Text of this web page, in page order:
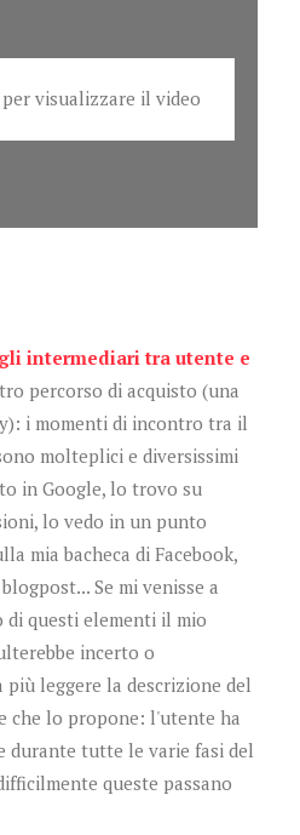
per visualizzare il video
intermediari tra utente e
percorso di acquisto (una
i momenti di incontro tra il
molteplici e diversissimi
in Google, lo trovo su
lo vedo in un punto
mia bacheca di Facebook,
Se mi venisse a
di questi elementi il mio
incerto o
leggere la descrizione del
che lo propone: l'utente ha
durante tutte le varie fasi del
queste passano